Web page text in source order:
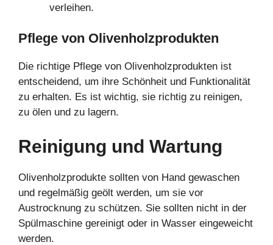
verleihen.
Pflege von Olivenholzprodukten
Die richtige Pflege von Olivenholzprodukten ist
entscheidend, um ihre Schönheit und Funktionalität
zu erhalten. Es ist wichtig, sie richtig zu reinigen,
zu ölen und zu lagern.
Reinigung und Wartung
Olivenholzprodukte sollten von Hand gewaschen
und regelmäßig geölt werden, um sie vor
Austrocknung zu schützen. Sie sollten nicht in der
Spülmaschine gereinigt oder in Wasser eingeweicht
werden.